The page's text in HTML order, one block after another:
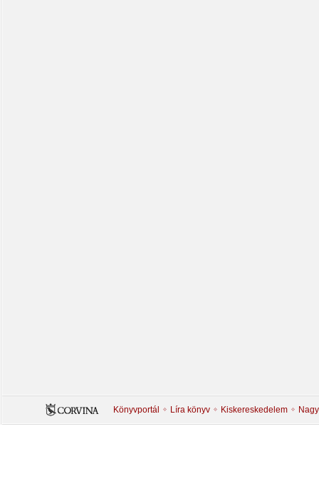
Könyvportál Líra könyv Kiskereskedelem